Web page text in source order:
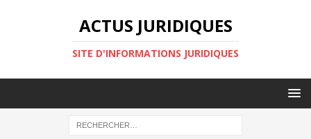
ACTUS JURIDIQUES
SITE D'INFORMATIONS JURIDIQUES